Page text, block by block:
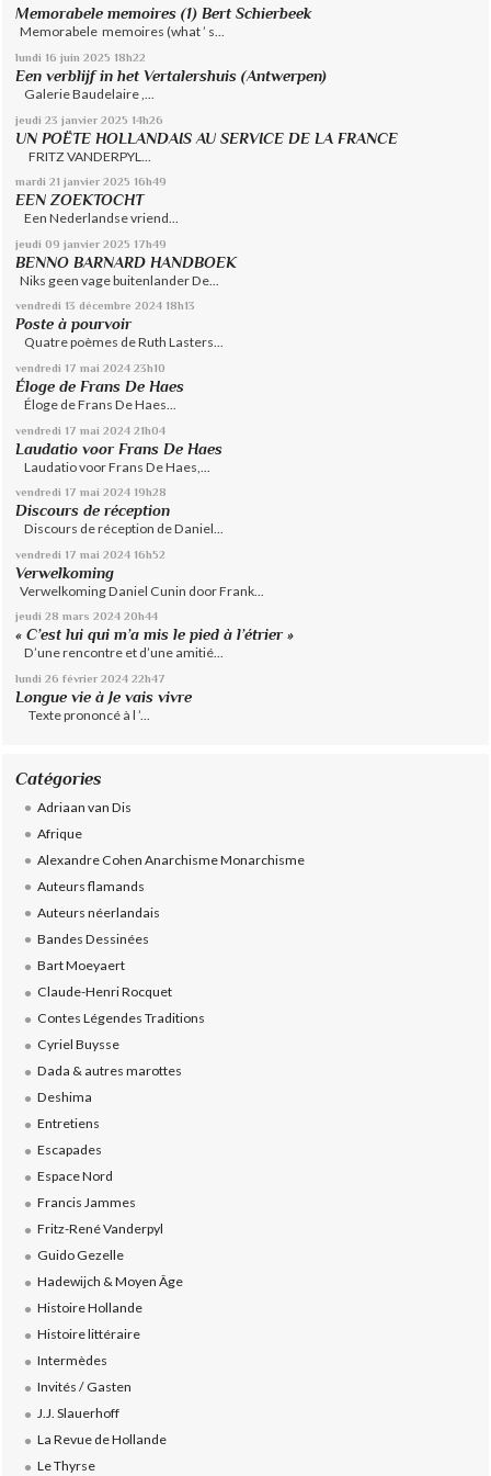
Memorabele memoires (1) Bert Schierbeek
Memorabele memoires (what ’ s...
lundi 16 juin 2025 18h22
Een verblijf in het Vertalershuis (Antwerpen)
Galerie Baudelaire ,...
jeudi 23 janvier 2025 14h26
UN POËTE HOLLANDAIS AU SERVICE DE LA FRANCE
FRITZ VANDERPYL...
mardi 21 janvier 2025 16h49
EEN ZOEKTOCHT
Een Nederlandse vriend...
jeudi 09 janvier 2025 17h49
BENNO BARNARD HANDBOEK
Niks geen vage buitenlander De...
vendredi 13 décembre 2024 18h13
Poste à pourvoir
Quatre poèmes de Ruth Lasters...
vendredi 17 mai 2024 23h10
Éloge de Frans De Haes
Éloge de Frans De Haes...
vendredi 17 mai 2024 21h04
Laudatio voor Frans De Haes
Laudatio voor Frans De Haes,...
vendredi 17 mai 2024 19h28
Discours de réception
Discours de réception de Daniel...
vendredi 17 mai 2024 16h52
Verwelkoming
Verwelkoming Daniel Cunin door Frank...
jeudi 28 mars 2024 20h44
« C’est lui qui m’a mis le pied à l’étrier »
D’une rencontre et d’une amitié...
lundi 26 février 2024 22h47
Longue vie à Je vais vivre
Texte prononcé à l ’...
Catégories
Adriaan van Dis
Afrique
Alexandre Cohen Anarchisme Monarchisme
Auteurs flamands
Auteurs néerlandais
Bandes Dessinées
Bart Moeyaert
Claude-Henri Rocquet
Contes Légendes Traditions
Cyriel Buysse
Dada & autres marottes
Deshima
Entretiens
Escapades
Espace Nord
Francis Jammes
Fritz-René Vanderpyl
Guido Gezelle
Hadewijch & Moyen Âge
Histoire Hollande
Histoire littéraire
Intermèdes
Invités / Gasten
J.J. Slauerhoff
La Revue de Hollande
Le Thyrse